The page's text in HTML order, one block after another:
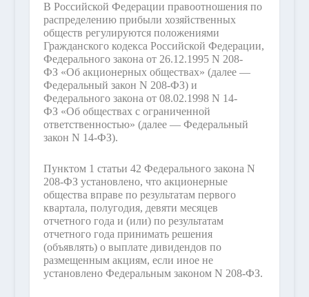
В Российской Федерации правоотношения по
распределению прибыли хозяйственных
обществ регулируются положениями
Гражданского кодекса Российской Федерации,
Федерального закона от 26.12.1995 N 208-
ФЗ «Об акционерных обществах» (далее —
Федеральный закон N 208-ФЗ) и
Федерального закона от 08.02.1998 N 14-
ФЗ «Об обществах с ограниченной
ответственностью» (далее — Федеральный
закон N 14-ФЗ).
Пунктом 1 статьи 42 Федерального закона N
208-ФЗ установлено, что акционерные
общества вправе по результатам первого
квартала, полугодия, девяти месяцев
отчетного года и (или) по результатам
отчетного года принимать решения
(объявлять) о выплате дивидендов по
размещенным акциям, если иное не
установлено Федеральным законом N 208-ФЗ.